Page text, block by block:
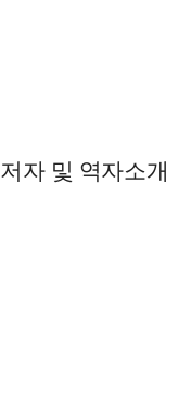
저자 및 역자소개